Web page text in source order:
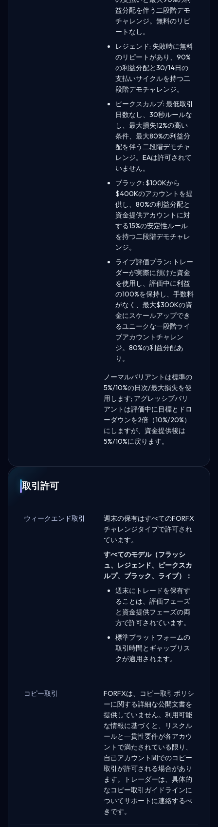
益分配を伴う二段階デモ
チャレンジ。無料のリピ
ートなし。
レジェンド: 失敗時に無料
のリピートがあり、90%
の利益分配と30/14日の
支払いサイクルを持つ二
段階デモチャレンジ。
ピークスカルプ: 最低取引
日数なし、30秒ルールな
し、最大損失12%の高い
条件、最大80%の利益分
配を伴う二段階デモチャ
レンジ。EAは許可されて
いません。
ブラック: $100Kから
$400Kのアカウントを提
供し、80%の利益分配と
資金提供アカウントに対
する15%の安定性ルール
を持つ二段階デモチャレ
ンジ。
ライブ評価プラン: トレー
ダーが実際に預けた資金
を使用し、評価中に利益
の100%を保持し、手数料
がなく、最大$300Kの資
金にスケールアップでき
るユニークな一段階ライ
ブアカウントチャレン
ジ。80%の利益分配あ
り。
ノーマルバリアントは標準の
5%/10%の日次/最大損失を使
用します; アグレッシブバリ
アントは評価中に目標とドロ
ーダウンを2倍（10%/20%）
にしますが、資金提供後は
5%/10%に戻ります。
取引許可
ウィークエンド取引
週末の保有はすべてのFORFX
チャレンジタイプで許可され
ています。
すべてのモデル（フラッシ
ュ、レジェンド、ピークスカ
ルプ、ブラック、ライブ）：
週末にトレードを保有す
ることは、評価フェーズ
と資金提供フェーズの両
方で許可されています。
標準プラットフォームの
取引時間とギャップリス
クが適用されます。
コピー取引
FORFXは、コピー取引ポリシ
ーに関する詳細な公開文書を
提供していません。利用可能
な情報に基づくと、リスクル
ールと一貫性要件が各アカウ
ントで満たされている限り、
自己アカウント間でのコピー
取引が許可される場合があり
ます。トレーダーは、具体的
なコピー取引ガイドラインに
ついてサポートに連絡するべ
きです。